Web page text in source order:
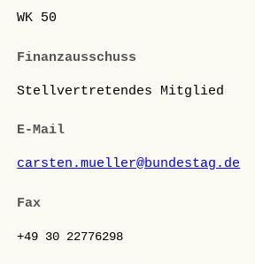
WK 50
Finanzausschuss
Stellvertretendes Mitglied
E-Mail
carsten.mueller@bundestag.de
Fax
+49 30 22776298